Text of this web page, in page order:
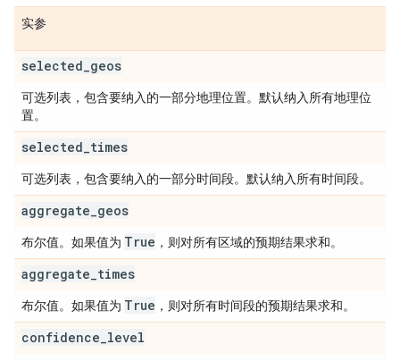
实参
selected geos
可选列表，包含要纳入的一部分地理位置。默认纳入所有地理位
置。
selected times
可选列表，包含要纳入的一部分时间段。默认纳入所有时间段。
aggregate geos
布尔值。如果值为 True ，则对所有区域的预期结果求和。
aggregate times
布尔值。如果值为 True ，则对所有时间段的预期结果求和。
confidence level